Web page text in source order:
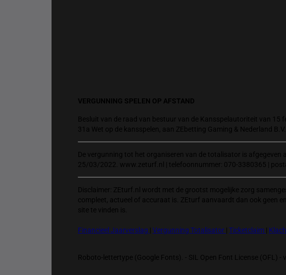
VERGUNNING SPELEN OP AFSTAND
Besluit van de raad van bestuur van de Kansspelautoriteit van
31a Wet op de kansspelen, aan ZEbetting Gaming & Nederland
De vergunning tot het organiseren van de totalisator is
25/03/2022. www.zeturf.nl | telefoonnummer: 070-3380365 |
Disclaimer: ZEturf.nl wordt met de grootst mogelijke zorg
compleet, actueel of accuraat is. ZEturf aanvaardt dan ook geen
site te vinden is.
Financieel Jaarverslag Vergunning Totalisator Ticketclaim
Roboto-lettertype (Google Fonts). - SIL Open Font License (OFL) -